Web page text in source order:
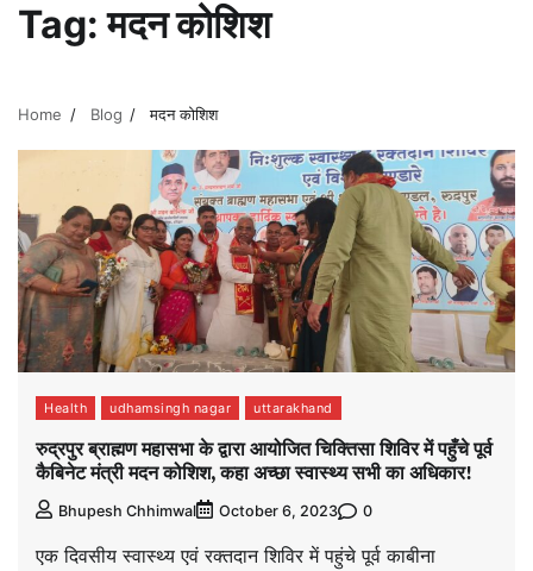
Tag:मदन कोशिश
Home Blog मदन कोशिश
Health udhamsingh nagar uttarakhand
रुद्रपुर ब्राह्मण महासभा के द्वारा आयोजित चिक्तिसा शिविर में पहुँचे पूर्व
कैबिनेट मंत्री मदन कोशिश, कहा अच्छा स्वास्थ्य सभी का अधिकार!
Bhupesh Chhimwal October 6, 2023 0
एक दिवसीय स्वास्थ्य एवं रक्तदान शिविर में पहुंचे पूर्व काबीना